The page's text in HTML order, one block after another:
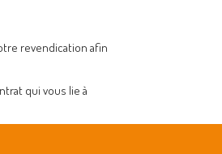
revendication afin
qui vous lie à